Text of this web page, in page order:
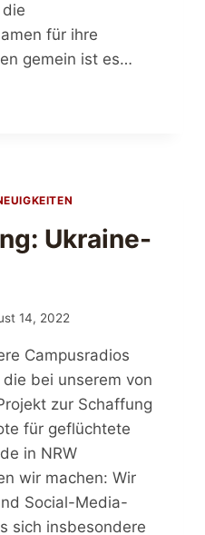
für ihre
gemein ist es…
Ukraine-
14, 2022
Campusradios
bei unserem von
zur Schaffung
für geflüchtete
in NRW
wir machen: Wir
Social-Media-
sich insbesondere